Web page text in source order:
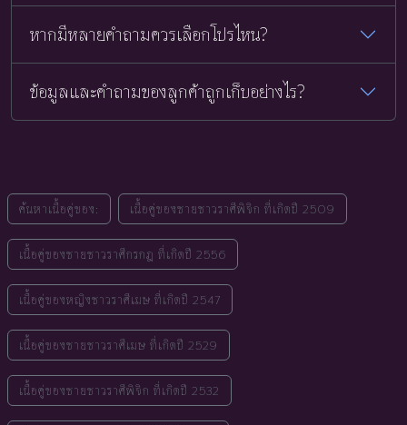
หากมีหลายคำถามควรเลือกโปรไหน?
ข้อมูลและคำถามของลูกค้าถูกเก็บอย่างไร?
ค้นหาเนื้อคู่ของ: เนื้อคู่ของชายชาวราศีพิจิก ที่เกิดปี 2509
เนื้อคู่ของชายชาวราศีกรกฎ ที่เกิดปี 2556
เนื้อคู่ของหญิงชาวราศีเมษ ที่เกิดปี 2547
เนื้อคู่ของชายชาวราศีเมษ ที่เกิดปี 2529
เนื้อคู่ของชายชาวราศีพิจิก ที่เกิดปี 2532